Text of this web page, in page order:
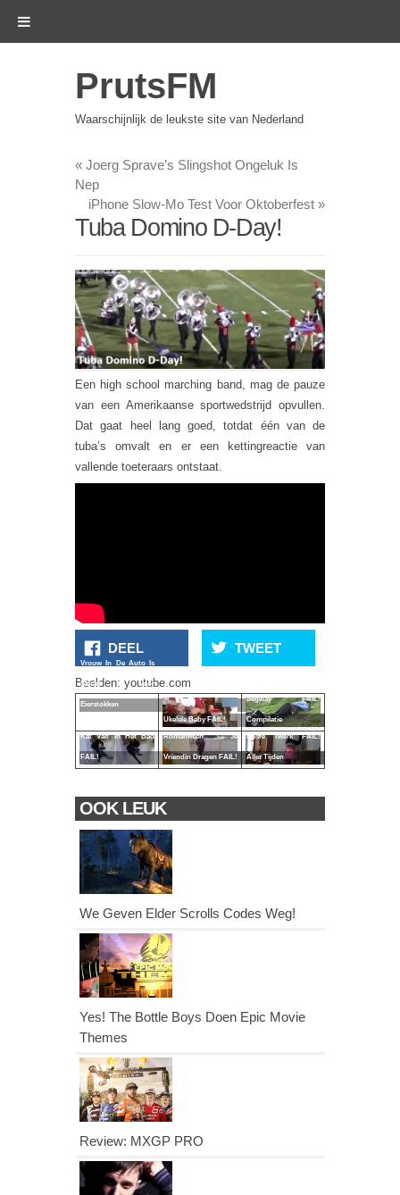
PrutsFM
Waarschijnlijk de leukste site van Nederland
« Joerg Sprave’s Slingshot Ongeluk Is
Nep
iPhone Slow-Mo Test Voor Oktoberfest »
Tuba Domino D-Day!
Een high school marching band, mag de pauze
van een Amerikaanse sportwedstrijd opvullen.
Dat gaat heel lang goed, totdat één van de
tuba’s omvalt en er een kettingreactie van
vallende toeteraars ontstaat.
DEEL TWEET
Beelden: youtube.com
Vrouw In De Auto Is
Slecht Voor
Eierstokken
Ukelele Baby FAIL!
Segway FAIL!
Compilatie
Kat Valt In Het Bad
FAIL!
Romantisch Je
Vriendin Dragen FAIL!
Beste Twerk FAIL!
Aller Tijden
OOK LEUK
We Geven Elder Scrolls Codes Weg!
Yes! The Bottle Boys Doen Epic Movie
Themes
Review: MXGP PRO